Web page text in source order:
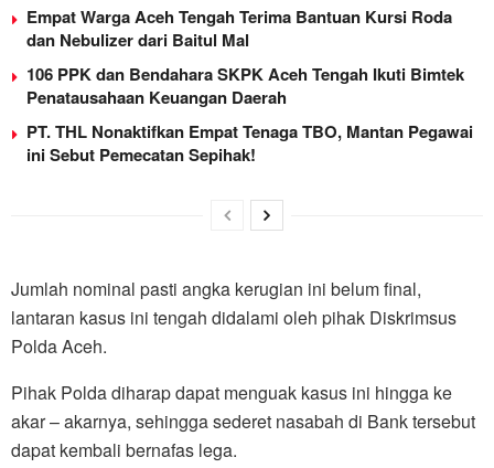
Empat Warga Aceh Tengah Terima Bantuan Kursi Roda
dan Nebulizer dari Baitul Mal
106 PPK dan Bendahara SKPK Aceh Tengah Ikuti Bimtek
Penatausahaan Keuangan Daerah
PT. THL Nonaktifkan Empat Tenaga TBO, Mantan Pegawai
ini Sebut Pemecatan Sepihak!
Jumlah nominal pasti angka kerugian ini belum final,
lantaran kasus ini tengah didalami oleh pihak Diskrimsus
Polda Aceh.
Pihak Polda diharap dapat menguak kasus ini hingga ke
akar – akarnya, sehingga sederet nasabah di Bank tersebut
dapat kembali bernafas lega.